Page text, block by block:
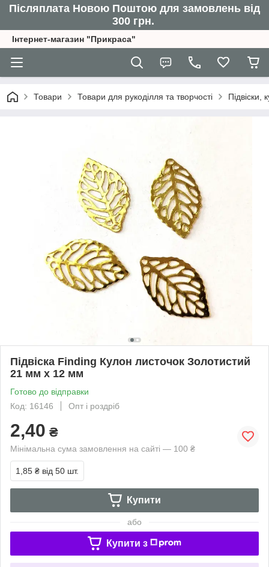
Післяплата Новою Поштою для замовлень від
300 грн.
Інтернет-магазин "Прикраса"
Товари Товари для рукоділля та творчості
Підвіска Finding Кулон листочок Золотистий
21 мм x 12 мм
Готово до відправки
Код: 16146
Опт і роздріб
2,40 ₴
Мінімальна сума замовлення на сайті — 100 ₴
1,85 ₴ від 50 шт.
Купити
або
Купити з